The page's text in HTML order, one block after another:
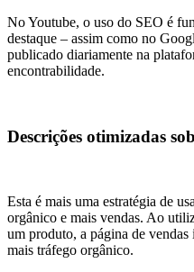
No Youtube, o uso do SEO é
destaque – assim como no
publicado diariamente na
encontrabilidade.
Descrições otimizadas
Esta é mais uma estratégia de
orgânico e mais vendas. Ao
um produto, a página de
mais tráfego orgânico.